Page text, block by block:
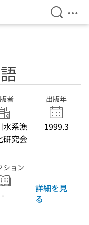
検索を
メ
者
水系漁
研究会
出版年
1999.3
ション
-
詳細を見
る